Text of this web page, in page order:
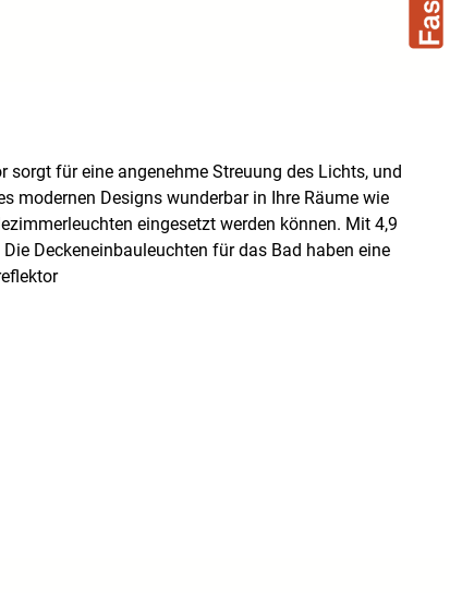
sorgt für eine angenehme Streuung des Lichts, und
modernen Designs wunderbar in Ihre Räume wie
eingesetzt werden können. Mit 4,9
Deckeneinbauleuchten für das Bad haben eine